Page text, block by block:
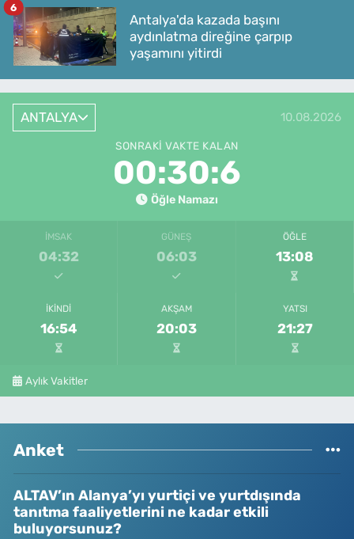
Antalya'da kazada başını
aydınlatma direğine çarpıp
yaşamını yitirdi
6
ANTALYA 10.08.2026
SONRAKI VAKTE KALAN
00:30:6
Öğle Namazı
İMSAK
04:32
GÜNEŞ
06:03
ÖĞLE
13:08
İKINDI
16:54
AKŞAM
20:03
YATSI
21:27
Aylık Vakitler
Anket
ALTAV’ın Alanya’yı yurtiçi ve yurtdışında
tanıtma faaliyetlerini ne kadar etkili
buluyorsunuz?